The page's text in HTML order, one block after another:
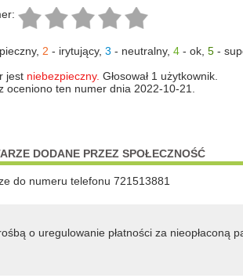
, 2 - irytujący, 3 - neutralny, 4- ok, 5-
jest niebezpieczny. Głosował 1 użytkownik.
oceniono ten numer dnia 2022-10-21.
DODANE PRZEZ SPOŁECZNOŚĆ
do numeru telefonu 721513881
o uregulowanie płatności za nieopłaconą